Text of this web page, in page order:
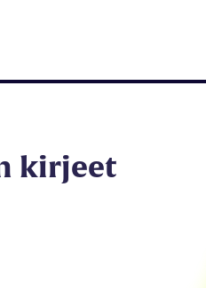
kirjeet